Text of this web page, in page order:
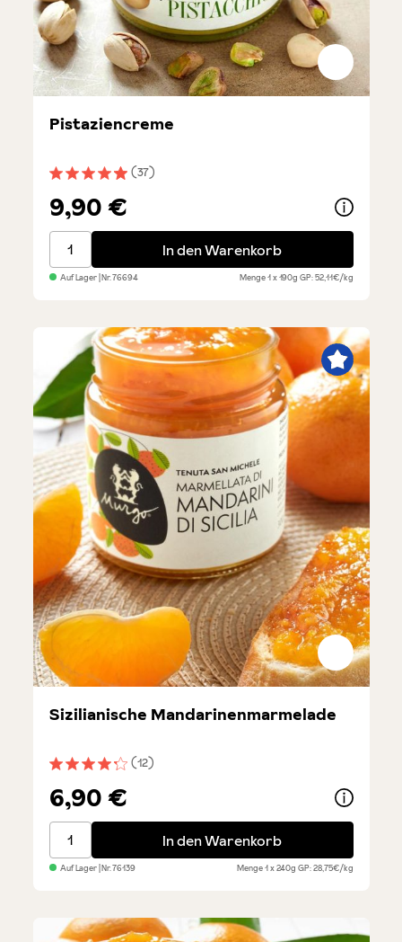
Durchschnittliche Bewertung von 4.9 von 5 Sternen
(37)
Pistaziencreme
9,90 €
Pistaziencreme In den Warenkorb
Auf Lager| Nr.76694 Menge1 x 190gGP: 52,11€/kg
Durchschnittliche Bewertung von 4.1 von 5 Sternen
(12)
Sizilianische Mandarinenmarmelade
6,90 €
Sizilianische Mandarinenmarmelade
In den Warenkorb
Auf Lager| Nr.76139 Menge1 x 240gGP: 28,75€/kg